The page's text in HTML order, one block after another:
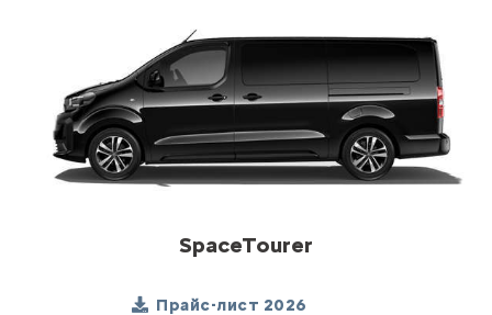
SpaceTourer
Прайс-лист 2026